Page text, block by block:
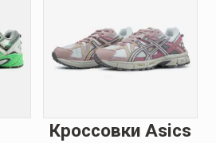
Кроссовки Asics